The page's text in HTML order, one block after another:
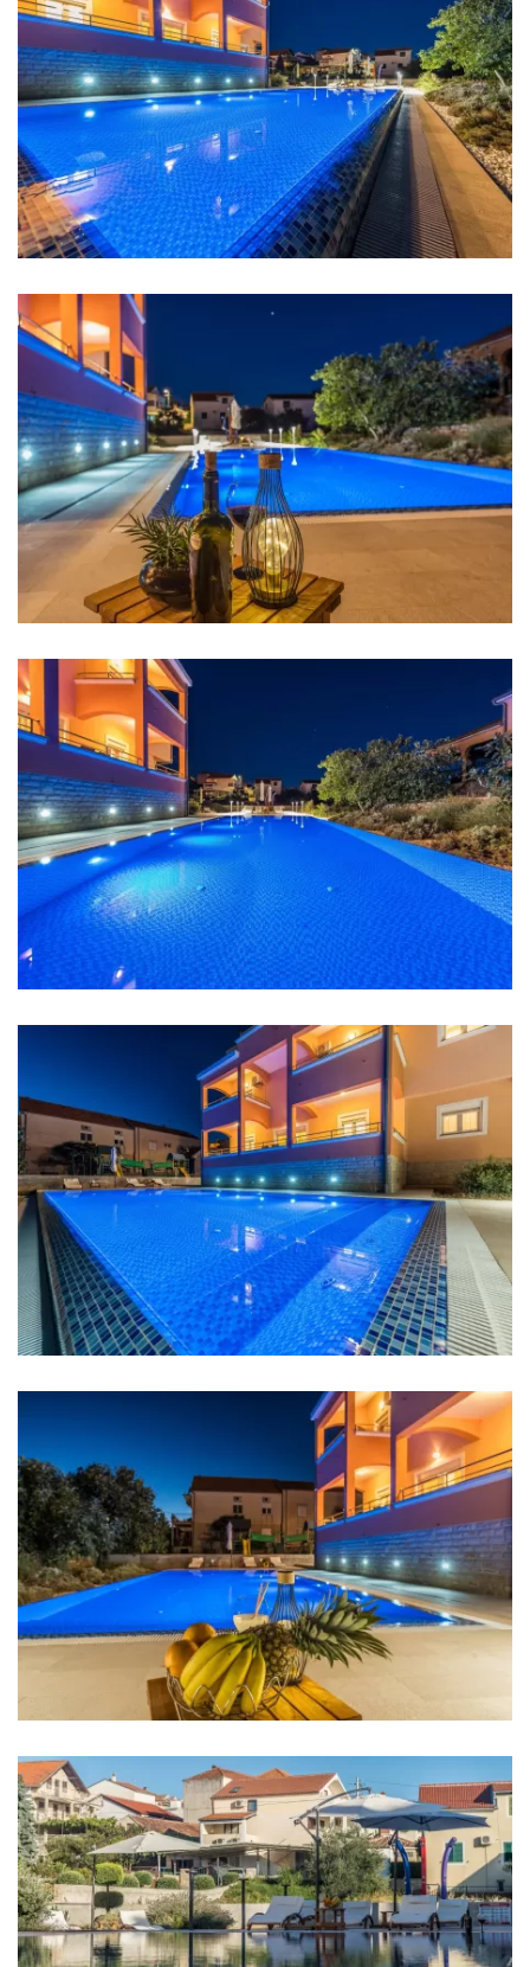
Bettwäsche
Badezimmer
Badezimmer 1: Waschbecken, Toilette, Dusche
Badezimmer 2: En suite, Waschbecken, Toilette,
Dusche
Waschmaschine
Haartrockner
Bügeleisen
Handtücher
Küche
Herd
Ofen
Kühlschrank
Mikrowelle
Wasserkocher
Geschirrspüler
Kaffeemaschine
Geschirr
Hochstuhl
Wohnzimmer
TV
Sat TV
Unterhaltung
Kinderspielplatz
Taverne